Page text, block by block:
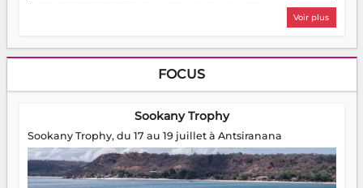
Voir plus
FOCUS
Sookany Trophy
Sookany Trophy, du 17 au 19 juillet à Antsiranana